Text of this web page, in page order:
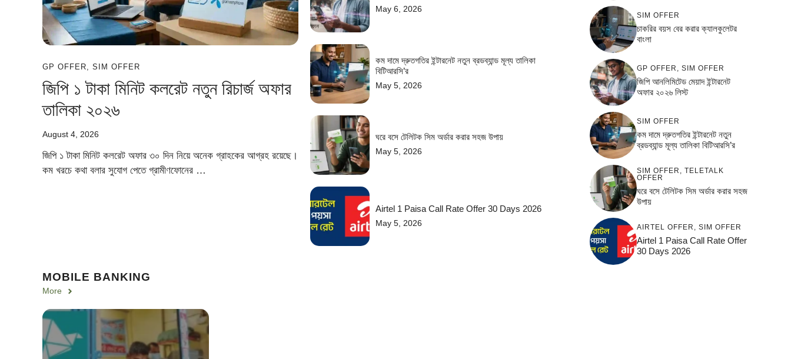
GP OFFER SIM OFFER
জিপি ১ টাকা মিনিট কলরেট নতুন রিচার্জ অফার
তালিকা ২০২৬
August 4, 2026
জিপি ১ টাকা মিনিট কলরেট অফার ৩০ দিন নিয়ে অনেক গ্রাহকের আগ্রহ রয়েছে।
কম খরচে কথা বলার সুযোগ পেতে গ্রামীণফোনের …
May 6, 2026
কম দামে দ্রুতগতির ইন্টারনেট নতুন ব্রডব্যান্ড মূল্য তালিকা
বিটিআরসি’র
May 5, 2026
ঘরে বসে টেলিটক সিম অর্ডার করার সহজ উপায়
May 5, 2026
Airtel 1 Paisa Call Rate Offer 30 Days 2026
May 5, 2026
MOBILE BANKING
More
SIM OFFER
চাকরির বয়স বের করার ক্যালকুলেটর
বাংলা
GP OFFER SIM OFFER
জিপি আনলিমিটেড মেয়াদ ইন্টারনেট
অফার ২০২৬ লিস্ট
SIM OFFER
কম দামে দ্রুতগতির ইন্টারনেট নতুন
ব্রডব্যান্ড মূল্য তালিকা বিটিআরসি’র
SIM OFFER
TELETALK
OFFER
ঘরে বসে টেলিটক সিম অর্ডার করার সহজ
উপায়
AIRTEL OFFER SIM OFFER
Airtel 1 Paisa Call Rate Offer
30 Days 2026